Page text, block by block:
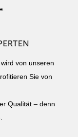
von unseren
Sie von
Qualität – denn